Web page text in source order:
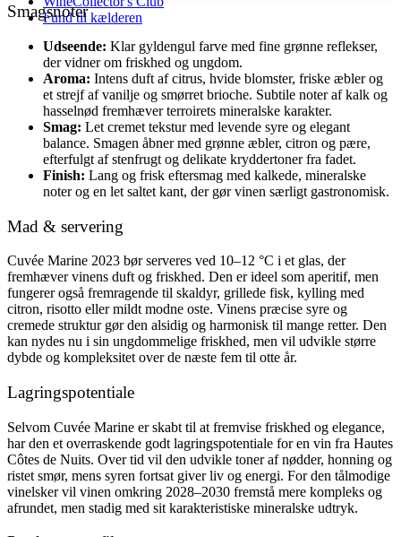
Fund til kælderen
Smagsnoter
Udseende: Klar gyldengul farve med fine grønne reflekser,
der vidner om friskhed og ungdom.
Aroma: Intens duft af citrus, hvide blomster, friske æbler og
et strejf af vanilje og smørret brioche. Subtile noter af kalk og
hasselnød fremhæver terroirets mineralske karakter.
Smag: Let cremet tekstur med levende syre og elegant
balance. Smagen åbner med grønne æbler, citron og pære,
efterfulgt af stenfrugt og delikate kryddertoner fra fadet.
Finish: Lang og frisk eftersmag med kalkede, mineralske
noter og en let saltet kant, der gør vinen særligt gastronomisk.
Mad & servering
Cuvée Marine 2023 bør serveres ved 10–12 °C i et glas, der
fremhæver vinens duft og friskhed. Den er ideel som aperitif, men
fungerer også fremragende til skaldyr, grillede fisk, kylling med
citron, risotto eller mildt modne oste. Vinens præcise syre og
cremede struktur gør den alsidig og harmonisk til mange retter. Den
kan nydes nu i sin ungdommelige friskhed, men vil udvikle større
dybde og kompleksitet over de næste fem til otte år.
Lagringspotentiale
Selvom Cuvée Marine er skabt til at fremvise friskhed og elegance,
har den et overraskende godt lagringspotentiale for en vin fra Hautes
Côtes de Nuits. Over tid vil den udvikle toner af nødder, honning og
ristet smør, mens syren fortsat giver liv og energi. For den tålmodige
vinelsker vil vinen omkring 2028–2030 fremstå mere kompleks og
afrundet, men stadig med sit karakteristiske mineralske udtryk.